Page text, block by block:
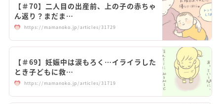
【＃70】二人目の出産前、上の子の赤ちゃ
ん返り？まだま…
https://mamanoko.jp/articles/31729
【＃69】妊娠中は涙もろく…イライラした
とき子どもに救…
https://mamanoko.jp/articles/31719